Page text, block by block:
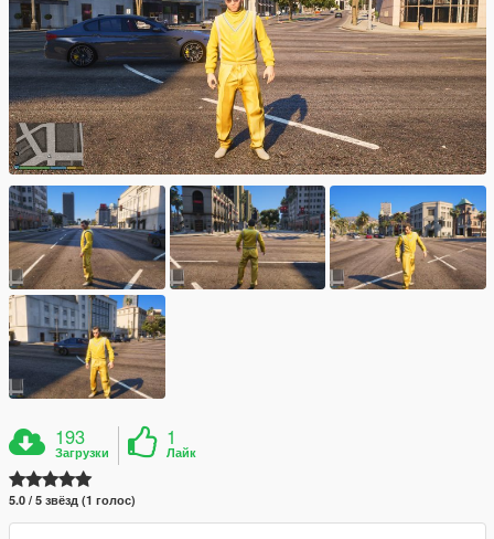
193
Загрузки
1
Лайк
5.0 / 5 звёзд (1 голос)